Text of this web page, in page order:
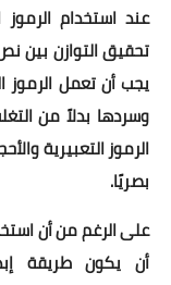
عند استخدام
تحقيق التوازن بين نص
يجب أن تعمل الرموز
وسردها بدلاً من
الرموز التعبيرية
بصريًا.
على الرغم من أن
أن يكون طريقة